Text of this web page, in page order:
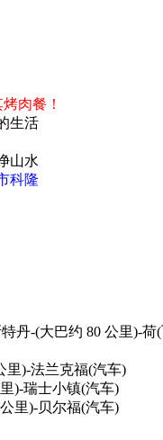
肉餐！
生活
山水
科隆
丹-(大巴约 80 公里)-荷
里)-法兰克福(汽车)
)-瑞士小镇(汽车)
里)-贝尔福(汽车)